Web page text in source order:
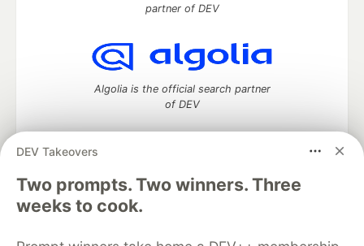
DEV Takeovers
Two prompts. Two winners. Three
weeks to cook.
partner of DEV
Algolia is the official search partner
of DEV
DEV Community— A space to discuss and keep up software
development and manage your software career
Home
DEV Challenges